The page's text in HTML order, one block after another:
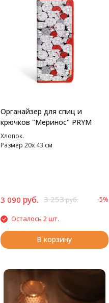
Органайзер для спиц и
крючков "Меринос" PRYM
Хлопок.
Размер 20х 43 см
3 090 руб. 3 253руб. -5%
Осталось 2 шт.
В корзину